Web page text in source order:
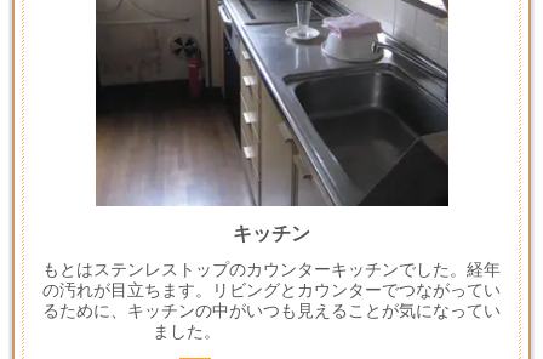
キッチン
もとはステンレストップのカウンターキッチンでした。経年
の汚れが目立ちます。リビングとカウンターでつながってい
るために、キッチンの中がいつも見えることが気になってい
ました。